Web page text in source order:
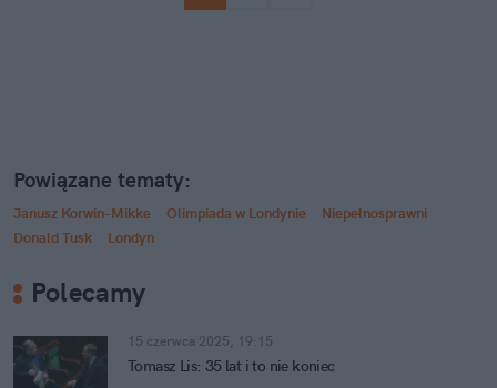
Powiązane tematy:
Janusz Korwin-Mikke Olimpiada w Londynie
Niepełnosprawni
Donald Tusk
Londyn
Polecamy
15 czerwca 2025, 19:15
Tomasz Lis: 35 lat i to nie koniec